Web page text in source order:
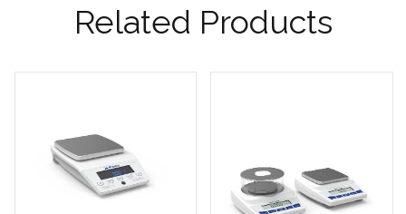
Related Products